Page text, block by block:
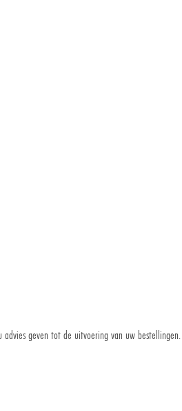
geven tot de uitvoering van uw bestellingen.